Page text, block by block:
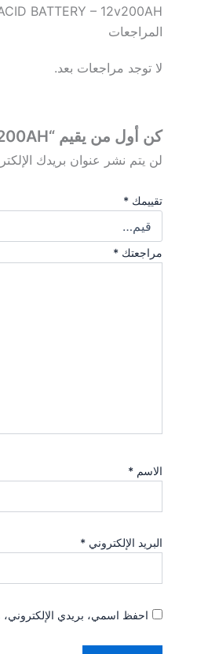
BATTERY – 12v200AH
المراجعات
لا توجد مراجعات بعد.
كن أول من يقيم “NP 12-200AH”
لن يتم نشر عنوان بريدك
تقييمك *
مراجعتك *
الاسم *
البريد الإلكتروني *
احفظ اسمي، بريدي الإلكتروني،